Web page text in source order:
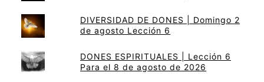
DIVERSIDAD DE DONES | Domingo 2
de agosto Lección 6
DONES ESPIRITUALES | Lección 6
Para el 8 de agosto de 2026